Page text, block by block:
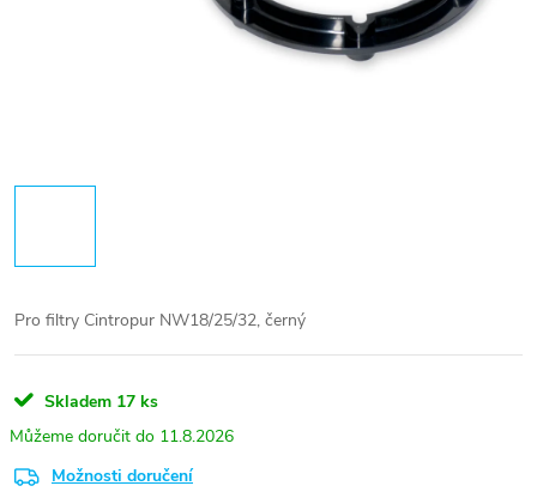
Pro filtry Cintropur NW18/25/32, černý
Skladem 17 ks
11.8.2026
Možnosti doručení